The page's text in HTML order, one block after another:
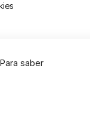
saber